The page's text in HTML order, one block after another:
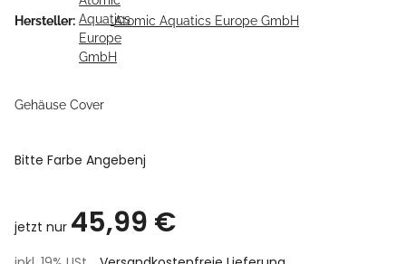
Hersteller: Atomic Aquatics Europe GmbH
Gehäuse Cover
Bitte Farbe Angebenj
jetzt nur 45,99 €